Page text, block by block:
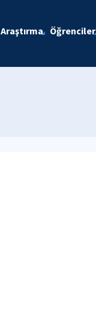
Araştırma Öğrenciler